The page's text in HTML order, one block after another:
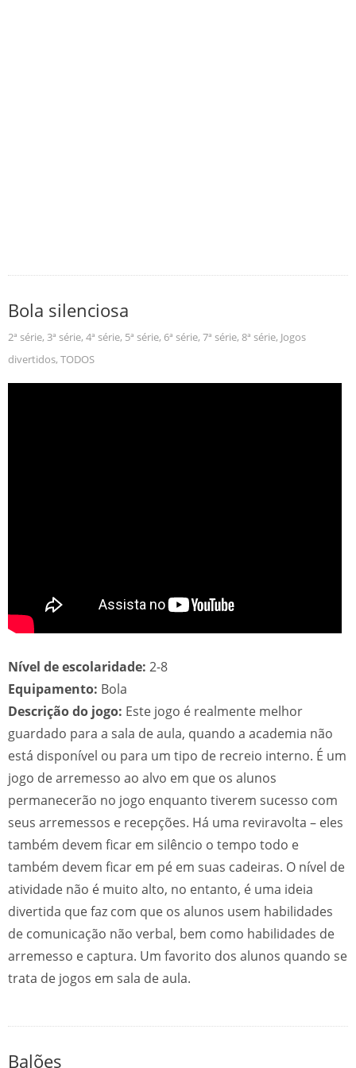
Bola silenciosa
2ª série, 3ª série, 4ª série, 5ª série, 6ª série, 7ª série, 8ª série, Jogos
divertidos, TODOS
Nível de escolaridade: 2-8
Equipamento: Bola
Descrição do jogo: Este jogo é realmente melhor
guardado para a sala de aula, quando a academia não
está disponível ou para um tipo de recreio interno. É um
jogo de arremesso ao alvo em que os alunos
permanecerão no jogo enquanto tiverem sucesso com
seus arremessos e recepções. Há uma reviravolta – eles
também devem ficar em silêncio o tempo todo e
também devem ficar em pé em suas cadeiras. O nível de
atividade não é muito alto, no entanto, é uma ideia
divertida que faz com que os alunos usem habilidades
de comunicação não verbal, bem como habilidades de
arremesso e captura. Um favorito dos alunos quando se
trata de jogos em sala de aula.
Balões